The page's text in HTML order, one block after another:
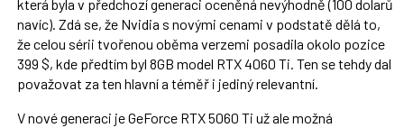
která byla v předchozí generaci oceněná nevýhodně (100 dolarů
navíc). Zdá se, že Nvidia s novými cenami v podstatě dělá to,
že celou sérii tvořenou oběma verzemi posadila okolo pozice
399 $, kde předtím byl 8GB model RTX 4060 Ti. Ten se tehdy dal
považovat za ten hlavní a téměř i jediný relevantní.
V nové generaci je GeForce RTX 5060 Ti už ale možná